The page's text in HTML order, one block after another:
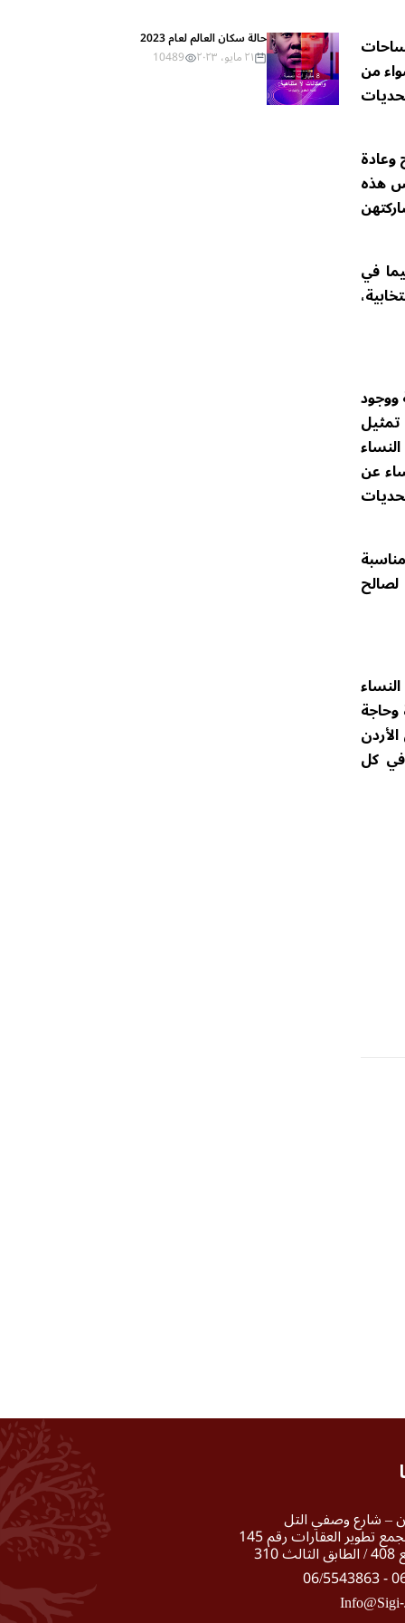
من
وعادة
هذه
في
ووجود
النساء
عن
في كل
حالة سكان العالم لعام 2023
٢١ مايو، ٢٠٢٣
10489
– شارع وصفي التل
(الجاردنز) مجمع تطوير العقارات رقم 145